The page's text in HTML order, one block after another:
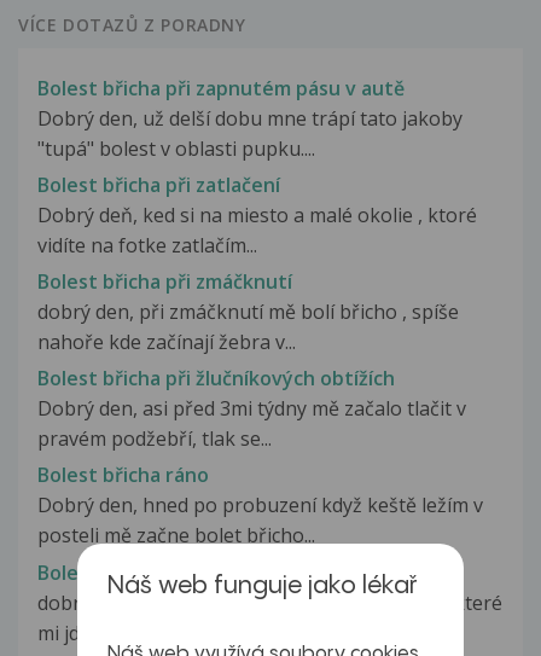
VÍCE DOTAZŮ Z PORADNY
Bolest břicha při zapnutém pásu v autě
Dobrý den, už delší dobu mne trápí tato jakoby
"tupá" bolest v oblasti pupku....
Bolest břicha při zatlačení
Dobrý deň, ked si na miesto a malé okolie , ktoré
vidíte na fotke zatlačím...
Bolest břicha při zmáčknutí
dobrý den, při zmáčknutí mě bolí břicho , spíše
nahoře kde začínají žebra v...
Bolest břicha při žlučníkových obtížích
Dobrý den, asi před 3mi týdny mě začalo tlačit v
pravém podžebří, tlak se...
Bolest břicha ráno
Dobrý den, hned po probuzení když keště ležím v
posteli mě začne bolet břicho...
Bolest břicha s iradiací do zad a boků
dobrý den. Byla jsem u lékaře s bolesti břicha, které
mi jde do boků u do zad,...
Náš web funguje jako lékař